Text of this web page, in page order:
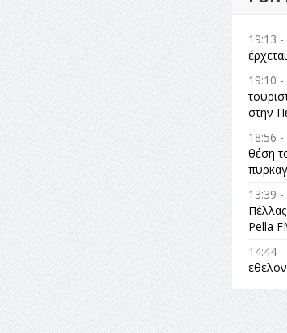
19:13 -
19:10 -
στην
18:56 -
θέση
13:39 -
Pella
14:44 -
14:23 -